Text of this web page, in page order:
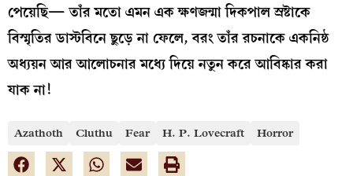
পেয়েছি— তাঁর মতো এমন এক ক্ষণজন্মা দিকপাল স্রষ্টাকে
বিস্মৃতির ডাস্টবিনে ছুড়ে না ফেলে, বরং তাঁর রচনাকে একনিষ্ঠ
অধ্যয়ন আর আলোচনার মধ্যে দিয়ে নতুন করে আবিষ্কার করা
যাক না!
Azathoth Cluthu Fear H. P. Lovecraft Horror